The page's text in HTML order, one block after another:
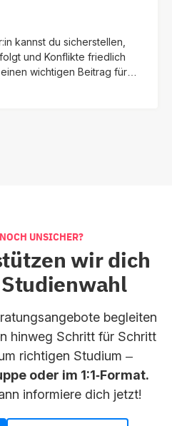
kannst du sicherstellen,
und Konflikte friedlich
wichtigen Beitrag für
leisten.
UNSICHER?
wir dich
begleiten
hinweg Schritt für Schritt
richtigen Studium –
oder im 1:1‑Format.
informiere dich jetzt!